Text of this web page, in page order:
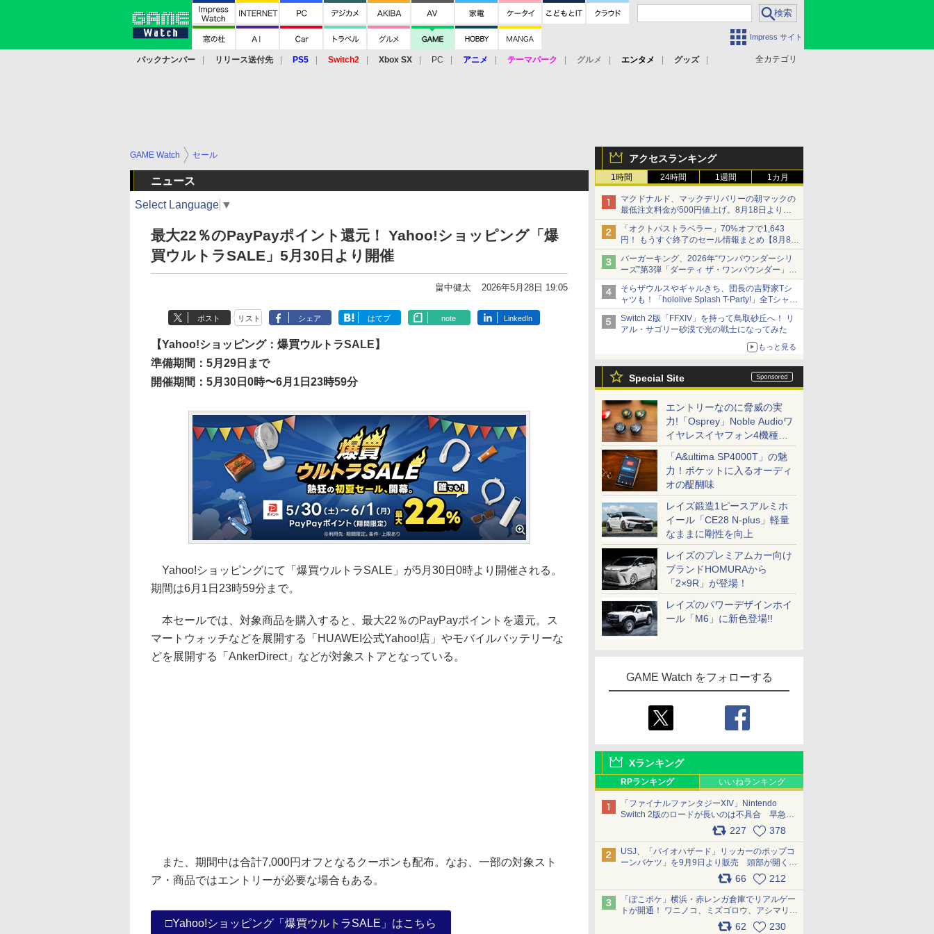
Impress サイト
全カテゴリ
バックナンバー リリース送付先 PS5 Switch2 Xbox SX PC アニメ テーマパーク グルメ エンタメ
グッズ
アクセスランキング
1時間 24時間 1週間 1カ月
マクドナルド、マックデリバリーの朝マックの
最低注文料金が500円値上げ。8月18日より
1,500円から受付
「オクトパストラベラー」70%オフで1,643
円！ もうすぐ終了のセール情報まとめ【8月8日
更新】
ニンテンドーeショップでは「大神 絶景版」が
67%オフで990円
バーガーキング、2026年“ワンパウンダーシリ
ーズ”第3弾「ダーティ ザ・ワンパウンダー」を
8月7日発売
「特製ガーリックマヨソース」を使用した超大
型チーズバーガー
そらザウルスやギャルきち、団長の吉野家Tシ
ャツも！「hololive Splash T-Party!」全Tシャツ
ラインナップ公開＆オンライン販売開始
Switch 2版「FFXIV」を持って鳥取砂丘へ！ リ
アル・サゴリー砂漠で光の戦士になってみた
もっと見る
Special Site
エントリーなのに脅威の実
力!「Osprey」Noble Audioワ
イヤレスイヤフォン4機種を
一気に聴く
「A&ultima SP4000T」の魅
力！ポケットに入るオーディ
オの醍醐味
レイズ鍛造1ピースアルミホ
イール「CE28 N-plus」軽量
なままに剛性を向上
レイズのプレミアムカー向け
ブランドHOMURAから
「2×9R」が登場！
レイズのパワーデザインホイ
ール「M6」に新色登場!!
GAME Watch をフォローする
Xランキング
RPランキング いいねランキング
「ファイナルファンタジーXIV」Nintendo
Switch 2版のロードが長いのは不具合 早急に
アップデートできるよう対応中227 378
USJ、「バイオハザード」リッカーのポップコ
ーンバケツ」を9月9日より販売 頭部が開く仕
組み。味は恐怖を堪のう「味噌フレーバー」
66 212
「ぽこポケ」横浜・赤レンガ倉庫でリアルゲー
トが開通！ ワニノコ、ミズゴロウ、アシマリ登
場シーンをレポート pic.x.com/LDgEByVl6D
62 230
GAME Watch セール
ニュース
Select Language ▼
最大22％のPayPayポイント還元！ Yahoo!ショッピング「爆
買ウルトラSALE」5月30日より開催
畠中健太 2026年5月28日 19:05
ポスト リスト シェア はてブ note LinkedIn
【Yahoo!ショッピング：爆買ウルトラSALE】
準備期間：5月29日まで
開催期間：5月30日0時〜6月1日23時59分
Yahoo!ショッピングにて「爆買ウルトラSALE」が5月30日0時より開催される。
期間は6月1日23時59分まで。
本セールでは、対象商品を購入すると、最大22％のPayPayポイントを還元。ス
マートウォッチなどを展開する「HUAWEI公式Yahoo!店」やモバイルバッテリーな
どを展開する「AnkerDirect」などが対象ストアとなっている。
また、期間中は合計7,000円オフとなるクーポンも配布。なお、一部の対象スト
ア・商品ではエントリーが必要な場合もある。
□Yahoo!ショッピング「爆買ウルトラSALE」はこちら